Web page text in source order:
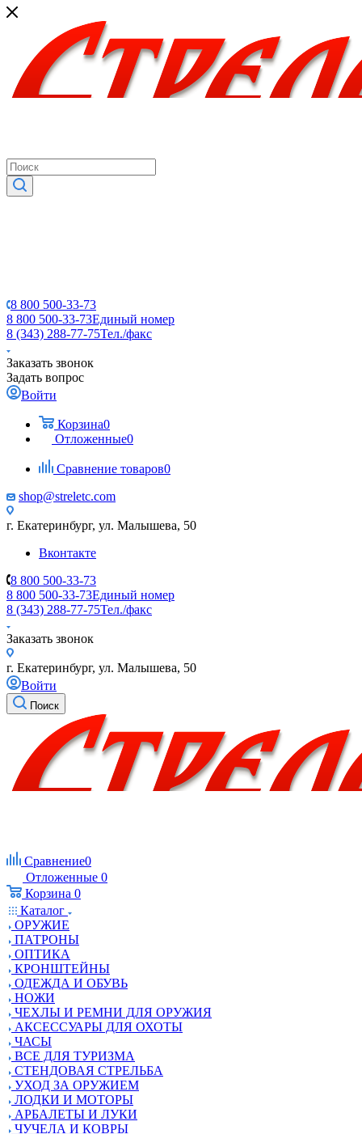
8 800 500-33-73
8 800 500-33-73Единый номер
8 (343) 288-77-75Тел./факс
Заказать звонок
Задать вопрос
Войти
Корзина0
Отложенные0
Сравнение товаров0
shop@streletc.com
г. Екатеринбург, ул. Малышева, 50
Вконтакте
8 800 500-33-73
8 800 500-33-73Единый номер
8 (343) 288-77-75Тел./факс
Заказать звонок
г. Екатеринбург, ул. Малышева, 50
Войти
Поиск
Сравнение0
Отложенные 0
Корзина 0
Каталог
ОРУЖИЕ
ПАТРОНЫ
ОПТИКА
КРОНШТЕЙНЫ
ОДЕЖДА И ОБУВЬ
НОЖИ
ЧЕХЛЫ И РЕМНИ ДЛЯ ОРУЖИЯ
АКСЕССУАРЫ ДЛЯ ОХОТЫ
ЧАСЫ
ВСЕ ДЛЯ ТУРИЗМА
СТЕНДОВАЯ СТРЕЛЬБА
УХОД ЗА ОРУЖИЕМ
ЛОДКИ И МОТОРЫ
АРБАЛЕТЫ И ЛУКИ
ЧУЧЕЛА И КОВРЫ